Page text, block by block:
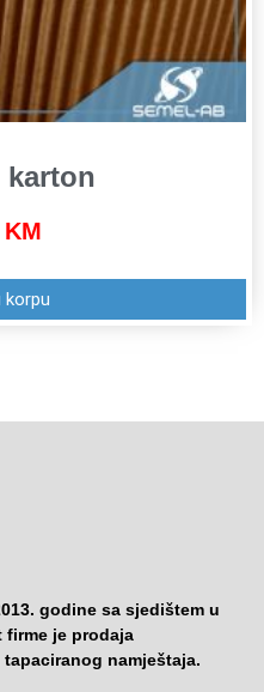
karton
KM
korpu
godine sa sjedištem u
firme je prodaja
namještaja.